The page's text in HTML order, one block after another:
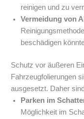
reinigen und zu
Vermeidung von
beschädigen
Schutz vor äußeren
Fahrzeugfolierungen
ausgesetzt. Daher
Parken im
Möglichkeit im